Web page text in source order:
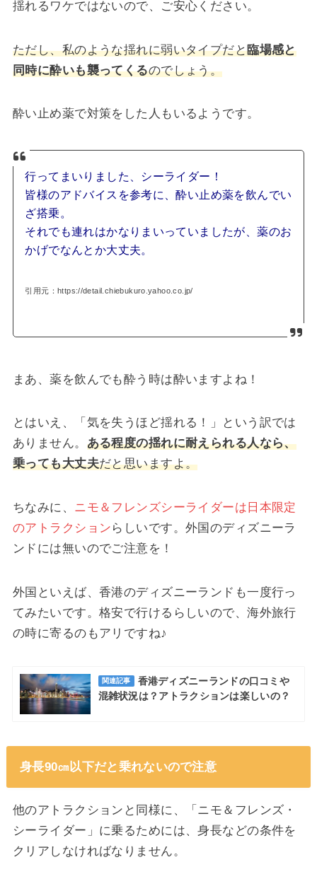
揺れるワケではないので、ご安心ください。
ただし、私のような揺れに弱いタイプだと臨場感と
同時に酔いも襲ってくるのでしょう。
酔い止め薬で対策をした人もいるようです。
行ってまいりました、シーライダー！
皆様のアドバイスを参考に、酔い止め薬を飲んでい
ざ搭乗。
それでも連れはかなりまいっていましたが、薬のお
かげでなんとか大丈夫。
引用元：https://detail.chiebukuro.yahoo.co.jp/
まあ、薬を飲んでも酔う時は酔いますよね！
とはいえ、「気を失うほど揺れる！」という訳では
ありません。 ある程度の揺れに耐えられる人なら、
乗っても大丈夫だと思いますよ。
ちなみに、 ニモ＆フレンズシーライダーは日本限定
のアトラクション らしいです。外国のディズニーラ
ンドには無いのでご注意を！
外国といえば、香港のディズニーランドも一度行っ
てみたいです。格安で行けるらしいので、海外旅行
の時に寄るのもアリですね♪
関連記事
香港ディズニーランドの口コミや
混雑状況は？アトラクションは楽しいの？
身長90㎝以下だと乗れないので注意
他のアトラクションと同様に、「ニモ＆フレンズ・
シーライダー」に乗るためには、身長などの条件を
クリアしなければなりません。